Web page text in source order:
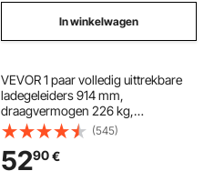
In winkelwagen
VEVOR 1 paar volledig uittrekbare
ladegeleiders 914 mm,
draagvermogen 226 kg,
ladegeleider, kogellagers met slot,
zijdelings gemonteerde
telescopische geleiders, ideaal voor
planken, kasten, industriële lades
(545)
5290€